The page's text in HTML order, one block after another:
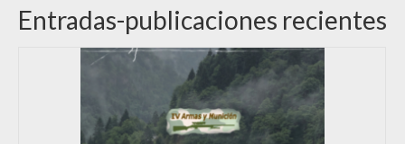
Entradas-publicaciones recientes